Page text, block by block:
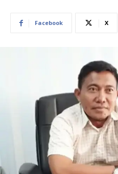
Facebook X